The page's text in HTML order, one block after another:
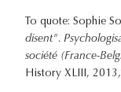
To quote: Sophie
disent".
société (France-
History XLIII,